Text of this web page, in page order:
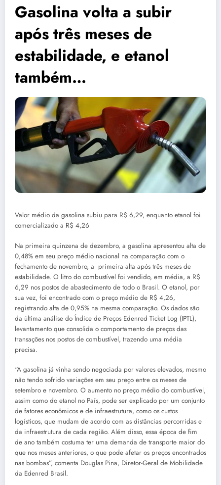
Gasolina volta a subir
após três meses de
estabilidade, e etanol
também…
Valor médio da gasolina subiu para R$ 6,29, enquanto etanol foi
comercializado a R$ 4,26
Na primeira quinzena de dezembro, a gasolina apresentou alta de
0,48% em seu preço médio nacional na comparação com o
fechamento de novembro, a primeira alta após três meses de
estabilidade. O litro do combustível foi vendido, em média, a R$
6,29 nos postos de abastecimento de todo o Brasil. O etanol, por
sua vez, foi encontrado com o preço médio de R$ 4,26,
registrando alta de 0,95% na mesma comparação. Os dados são
da última análise do Índice de Preços Edenred Ticket Log (IPTL),
levantamento que consolida o comportamento de preços das
transações nos postos de combustível, trazendo uma média
precisa.
“A gasolina já vinha sendo negociada por valores elevados, mesmo
não tendo sofrido variações em seu preço entre os meses de
setembro e novembro. O aumento no preço médio do combustível,
assim como do etanol no País, pode ser explicado por um conjunto
de fatores econômicos e de infraestrutura, como os custos
logísticos, que mudam de acordo com as distâncias percorridas e
da infraestrutura de cada região. Além disso, essa época de fim
de ano também costuma ter uma demanda de transporte maior do
que nos meses anteriores, o que pode afetar os preços encontrados
nas bombas”, comenta Douglas Pina, Diretor-Geral de Mobilidade
da Edenred Brasil.